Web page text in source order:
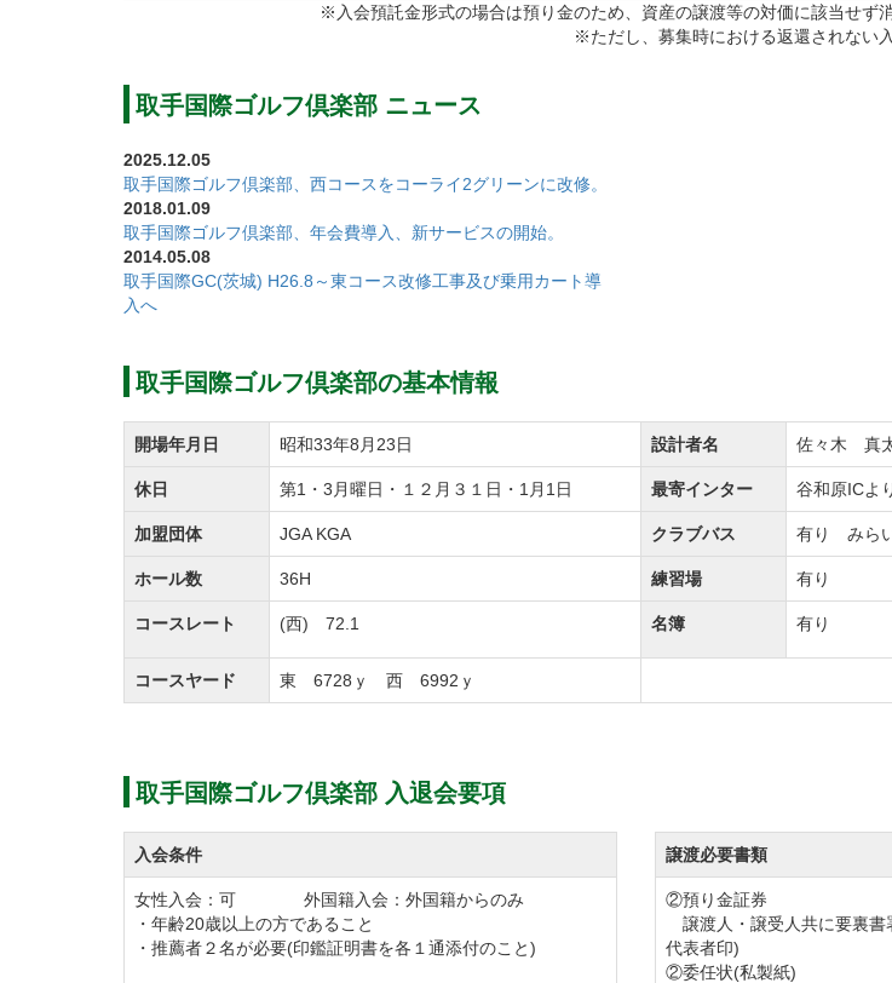
質なクオリティを保っています。
【東コース】
総ヤード数6,728y、Par72。
フェアウェイ上に配置されたバンカーや高さのある立ち木、池越えなどが巧みに配
密集した松林によって落としどころが狭まっているホールやドッグレッグなど自然
ています。
東コースではグリーン周りが特に難しく設計されているため、好スコアを狙うため
ネジメントが不可欠です。
【西コース】
総ヤード数6,992y、Par72。
フェアウェイは広くて距離の長いコースが多く、思う存分ロングドライブを堪能で
またコースや傾斜のあるフェアウェイや馬の背、クロスバンカー、赤松や池のプ
ゴルファーのチャレンジスピリッツを大いに刺激してくれる18ホールです。
1打目はフルスウィングで、2打目からはボールの落としどころをしっかりと定めて
また、予約状況によってはツーサムプレーも対応可能のため、ツーサムをご希望の
松林に囲まれたプラクティス・フィールドは17打席、250ヤードあるので、ゆった
す。
プレー前のウォーミングアップに本番さながらの練習ができるバンカー練習場や
ーンを試すことができる練習グリーンを完備しております。
※入会預託金形式の場合は預り金のため、資産の譲渡等の対価に該当せず
※ただし、募集時における返還されない
取手国際ゴルフ倶楽部 ニュース
2025.12.05
取手国際ゴルフ倶楽部、西コースをコーライ2グリーンに改修。
2018.01.09
取手国際ゴルフ倶楽部、年会費導入、新サービスの開始。
2014.05.08
取手国際GC(茨城) H26.8～東コース改修工事及び乗用カート導
入へ
取手国際ゴルフ倶楽部の基本情報
開場年月日 昭和33年8月23日 設計者名 佐々木 真
休日 第1・3月曜日・１２月３１日・1月1日 最寄インター 谷和原ICよ
加盟団体 JGA KGA クラブバス 有り みら
ホール数 36H 練習場 有り
コースレート (西) 72.1 名簿 有り
コースヤード 東 6728ｙ 西 6992ｙ
取手国際ゴルフ倶楽部 入退会要項
入会条件
女性入会：可 外国籍入会：外国籍からのみ
・年齢20歳以上の方であること
・推薦者２名が必要(印鑑証明書を各１通添付のこと)
譲渡必要書類
②預り金証券
譲渡人・譲受人共に要裏書
代表者印)
②委任状(私製紙)